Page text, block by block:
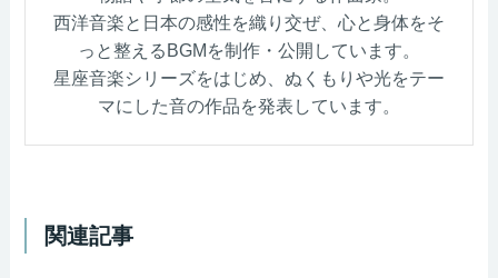
西洋音楽と日本の感性を織り交ぜ、心と身体をそ
っと整えるBGMを制作・公開しています。
星座音楽シリーズをはじめ、ぬくもりや光をテー
マにした音の作品を発表しています。
関連記事